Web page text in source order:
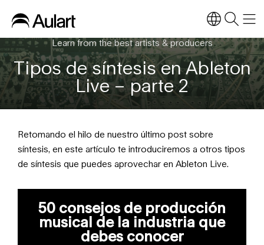
Learn from the best artists & producers
Tipos de síntesis en Ableton
Live – parte 2
Retomando el hilo de nuestro último post sobre
síntesis, en este artículo te introduciremos a otros tipos
de síntesis que puedes aprovechar en Ableton Live.
50 consejos de producción
musical de la industria que
debes conocer